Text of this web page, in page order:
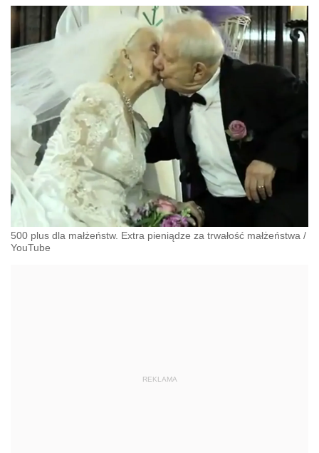
500 plus dla małżeństw. Extra pieniądze za trwałość małżeństwa /
YouTube